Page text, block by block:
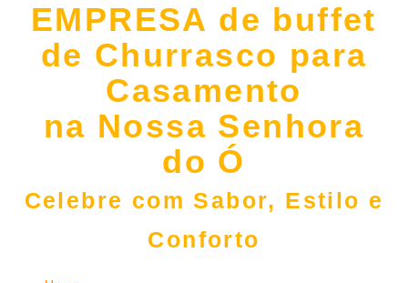
EMPRESA de buffet
de Churrasco para
Casamento
na Nossa Senhora
do Ó
Celebre com Sabor, Estilo e
Conforto